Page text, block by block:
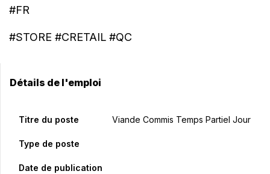
#FR
#STORE #CRETAIL #QC
Détails de l'emploi
Titre du poste Viande Commis Temps Partiel Jour
Type de poste
Date de publication